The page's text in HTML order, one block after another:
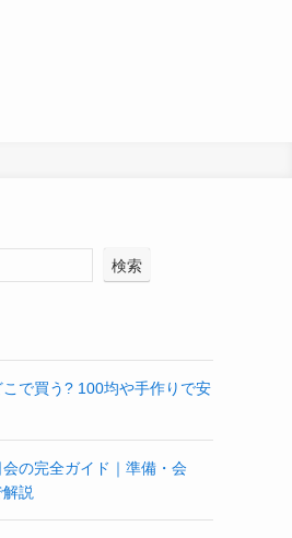
検索
で買う? 100均や手作りで安
の完全ガイド｜準備・会
説